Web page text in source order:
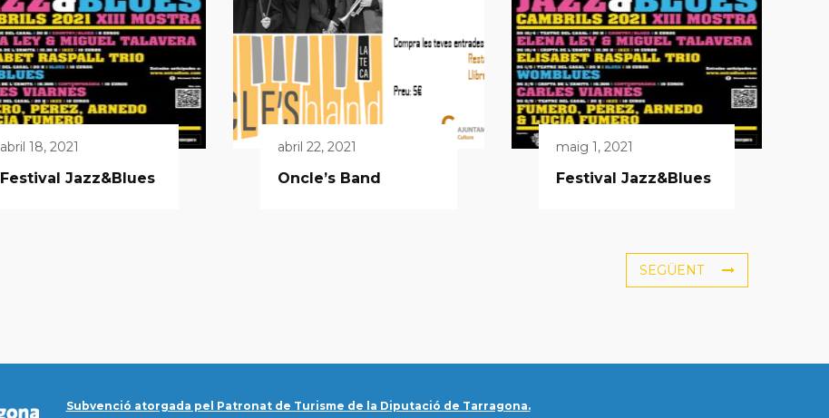
abril 18, 2021
Festival Jazz&Blues
abril 22, 2021
Oncle’s Band
maig 1, 2021
Festival Jazz&Blues
SEGÜENT
Subvenció atorgada pel Patronat de Turisme de la Diputació de Tarragona.